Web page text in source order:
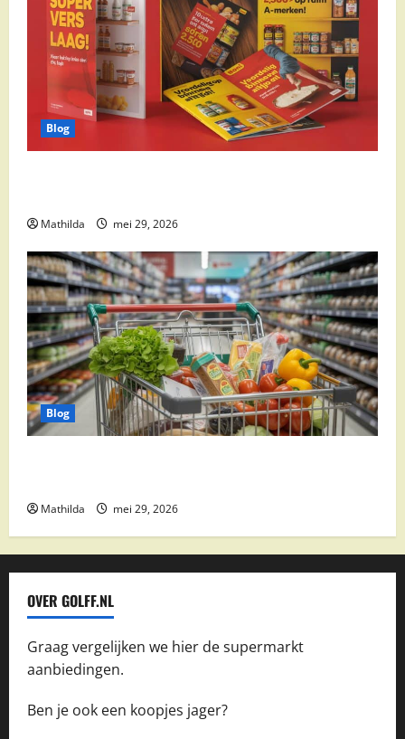
Blog
Mathilda mei 29, 2026
Blog
Mathilda mei 29, 2026
OVER GOLFF.NL
Graag vergelijken we hier de supermarkt
aanbiedingen.
Ben je ook een koopjes jager?